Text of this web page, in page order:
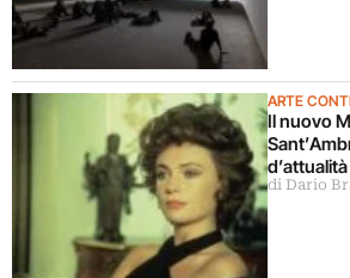
ARTE
Il nuovo
il libro La
di Dario